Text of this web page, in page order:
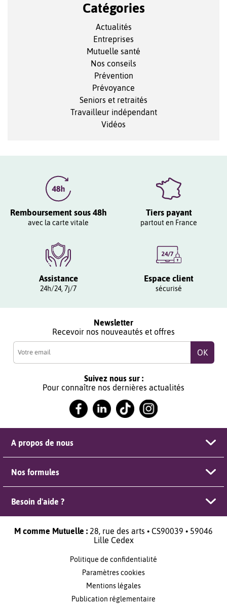
Catégories
Actualités
Entreprises
Mutuelle santé
Nos conseils
Prévention
Prévoyance
Seniors et retraités
Travailleur indépendant
Vidéos
Remboursement sous 48h
avec la carte vitale
Tiers payant
partout en France
Assistance
24h/24, 7j/7
Espace client
sécurisé
Newsletter
Recevoir nos nouveautés et offres
Suivez nous sur :
Pour connaître nos dernières actualités
A propos de nous
Nos formules
Besoin d'aide ?
M comme Mutuelle : 28, rue des arts • CS90039 • 59046
Lille Cedex
Politique de confidentialité
Paramètres cookies
Mentions légales
Publication réglementaire